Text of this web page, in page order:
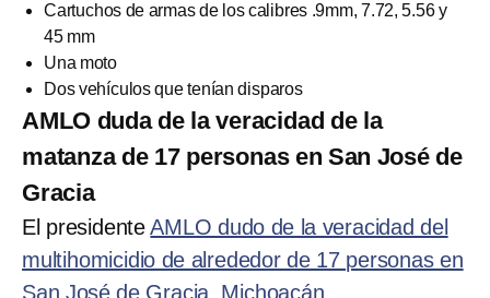
Cartuchos de armas de los calibres .9mm, 7.72, 5.56 y
45 mm
Una moto
Dos vehículos que tenían disparos
AMLO duda de la veracidad de la
matanza de 17 personas en San José de
Gracia
El presidenteAMLO dudo de la veracidad del
multihomicidio de alrededor de 17 personas en
San José de Gracia, Michoacán.